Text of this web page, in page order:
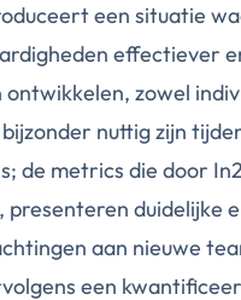
een situatie
effectiever
zowel
nuttig zijn
de metrics die door
duidelijke
aan nieuwe
een